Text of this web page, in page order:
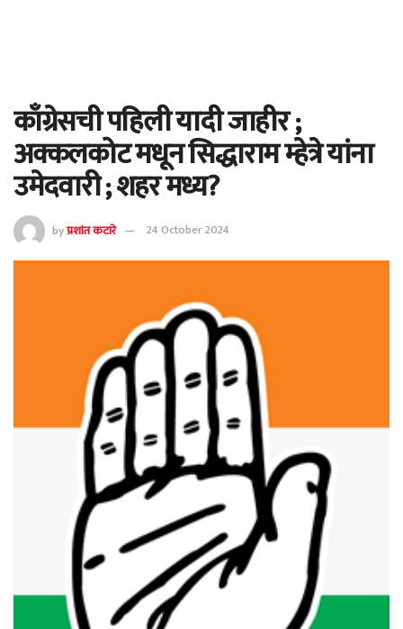
काँग्रेसची पहिली यादी जाहीर ;
अक्कलकोट मधून सिद्धाराम म्हेत्रे यांना
उमेदवारी ; शहर मध्य?
byप्रशांत कटारे 24 October 2024